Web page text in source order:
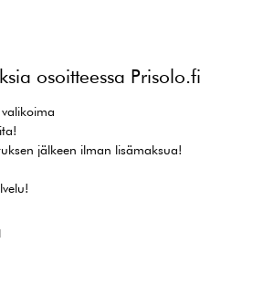
osoitteessa Prisolo.fi
jälkeen ilman lisämaksua!